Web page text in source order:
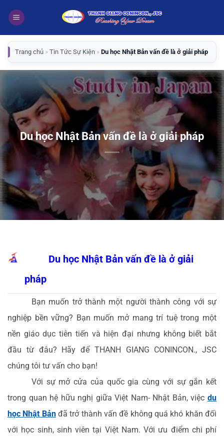
qua
dung
Trang chủ » Tin Tức Sự Kiện » Du học Nhật Bản vấn đề là ở giải pháp
Du học Nhật Bản vấn đề là ở giải pháp
Du học Nhật Bản vấn đề là ở giải
pháp
Bạn muốn trở thành một người thành công với sự
nghiệp bền vững? Bạn muốn mở mang trí tuệ trong một
nền giáo dục tiên tiến và hiện đại nhưng không biết bắt
đầu từ đâu? Hãy để THANH GIANG CONINCON., JSC
chúng tôi tư vấn cho bạn!
Với sự mở cửa của quốc gia cùng với sự gắn kết
trong quan hệ hữu nghị giữa Việt Nam- Nhật Bản, việc du
học Nhật Bảnđã trở thành vấn đề không quá khó khăn đối
với học sinh, sinh viên tại Việt Nam. Với ưu điểm chi phí